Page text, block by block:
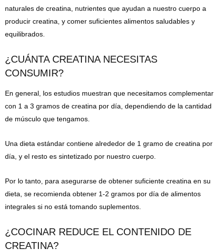
naturales de creatina, nutrientes que ayudan a nuestro cuerpo a
producir creatina, y comer suficientes alimentos saludables y
equilibrados.
¿CUÁNTA CREATINA NECESITAS
CONSUMIR?
En general, los estudios muestran que necesitamos complementar
con 1 a 3 gramos de creatina por día, dependiendo de la cantidad
de músculo que tengamos.
Una dieta estándar contiene alrededor de 1 gramo de creatina por
día, y el resto es sintetizado por nuestro cuerpo.
Por lo tanto, para asegurarse de obtener suficiente creatina en su
dieta, se recomienda obtener 1-2 gramos por día de alimentos
integrales si no está tomando suplementos.
¿COCINAR REDUCE EL CONTENIDO DE
CREATINA?